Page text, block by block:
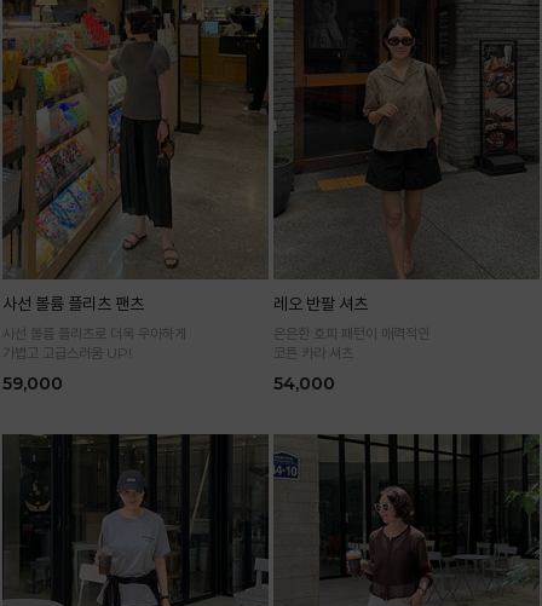
사선 볼륨 플리츠 팬츠
사선 볼륨 플리츠로 더욱 우아하게
가볍고 고급스러움 UP!
59,000
레오 반팔 셔츠
은은한 호피 패턴이 매력적인
코튼 카라 셔츠
54,000